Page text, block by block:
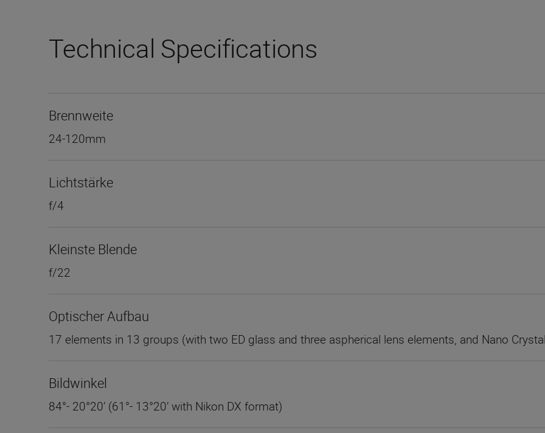
Technical Specifications
Brennweite
24-120mm
Lichtstärke
f/4
Kleinste Blende
f/22
Optischer Aufbau
17 elements in 13 groups (with two ED glass and three aspherical lens elements, and Nano
Bildwinkel
84°- 20°20’ (61°- 13°20’ with Nikon DX format)